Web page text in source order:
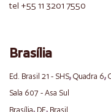
tel +55 11 3201 7550
Brasília
Ed. Brasil 21 - SHS, Quadra 6,
Sala 607 - Asa Sul
Brasília, DF, Brasil